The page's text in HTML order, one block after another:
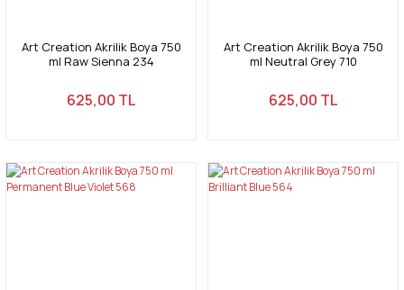
Art Creation Akrilik Boya 750
ml Raw Sienna 234
625,00 TL
Art Creation Akrilik Boya 750
ml Neutral Grey 710
625,00 TL